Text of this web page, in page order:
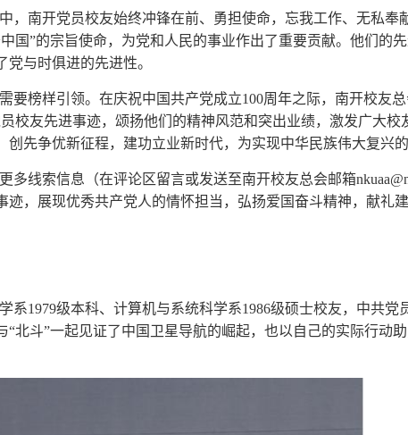
，南开党员校友始终冲锋在前、勇担使命，忘我工作、无私奉
国”的宗旨使命，为党和人民的事业作出了重要贡献。他们的
与时俱进的先进性。
要榜样引领。在庆祝中国共产党成立100周年之际，南开校友
校友先进事迹，颂扬他们的精神风范和突出业绩，激发广大校
先争优新征程，建功立业新时代，为实现中华民族伟大复兴的
多线索信息（在评论区留言或发送至南开校友总会邮箱
，展现优秀共产党人的情怀担当，弘扬爱国奋斗精神，献礼建
系1979级本科、计算机与系统科学系1986级硕士校友，中共党
“北斗”一起见证了中国卫星导航的崛起，也以自己的实际行动